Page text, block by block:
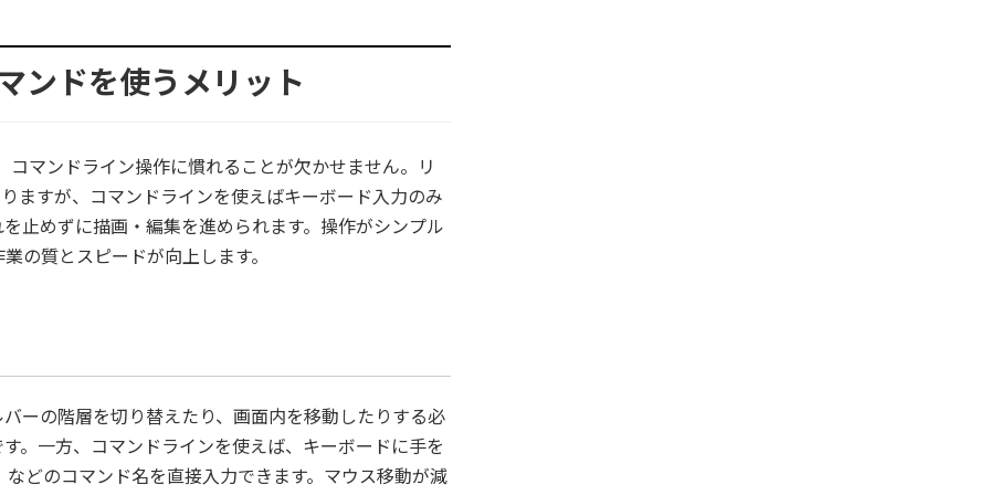
ンドを使うメリット
マンドライン操作に慣れることが欠かせません。リ
ますが、コマンドラインを使えばキーボード入力のみ
止めずに描画・編集を進められます。操作がシンプル
の質とスピードが向上します。
ーの階層を切り替えたり、画面内を移動したりする必
。一方、コマンドラインを使えば、キーボードに手を
どのコマンド名を直接入力できます。マウス移動が減